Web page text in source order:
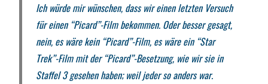
Ich würde mir wünschen, dass wir einen letzten Versuch
für einen “Picard”-Film bekommen. Oder besser gesagt,
nein, es wäre kein “Picard”-Film, es wäre ein “Star
Trek”-Film mit der “Picard”-Besetzung, wie wir sie in
Staffel 3 gesehen haben; weil jeder so anders war.